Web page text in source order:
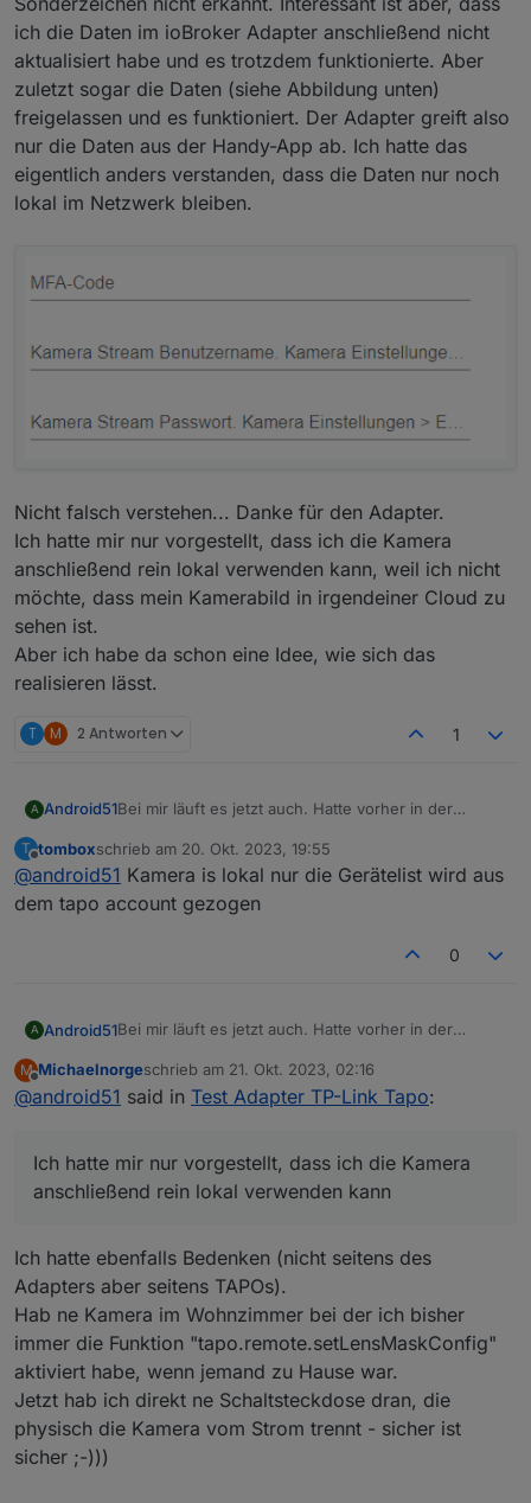
Version deutet ja daraufhin, dass es die richtige ist.
ich die Daten im ioBroker Adapter anschließend nicht
aktualisiert habe und es trotzdem funktionierte. Aber
zuletzt sogar die Daten (siehe Abbildung unten)
freigelassen und es funktioniert. Der Adapter greift also
nur die Daten aus der Handy-App ab. Ich hatte das
eigentlich anders verstanden, dass die Daten nur noch
lokal im Netzwerk bleiben.
Nicht falsch verstehen... Danke für den Adapter.
Ich hatte mir nur vorgestellt, dass ich die Kamera
anschließend rein lokal verwenden kann, weil ich nicht
möchte, dass mein Kamerabild in irgendeiner Cloud zu
sehen ist.
Aber ich habe da schon eine Idee, wie sich das
realisieren lässt.
T M 2 Antworten 1
A Android51Bei mir läuft es jetzt auch. Hatte vorher in der
Einstellungen ziemlich komplexe Benutzerdaten
(Benutzername + Passwort) vergeben. Vielleicht
wurden irgendwelche Sonderzeichen nicht erkannt.
Interessant ist aber, dass ich die Daten im ioBroker
trotzdem funktionierte. Aber zuletzt sogar die Daten
aus der Handy-App ab. Ich hatte das eigentlich
Netzwerk bleiben.
Nicht falsch verstehen... Danke für den Adapter.
Ich hatte mir nur vorgestellt, dass ich die Kamera
anschließend rein lokal verwenden kann, weil ich
nicht möchte, dass mein Kamerabild in irgendeiner
Aber ich habe da schon eine Idee, wie sich das
realisieren lässt.
T
Offline
tomboxschrieb am 20. Okt. 2023, 19:55
zuletzt editiert von
@android51 Kamera is lokal nur die Gerätelist wird aus
dem tapo account gezogen
0
A Android51Bei mir läuft es jetzt auch. Hatte vorher in der
Einstellungen ziemlich komplexe Benutzerdaten
(Benutzername + Passwort) vergeben. Vielleicht
Adapter anschließend nicht aktualisiert habe und es
trotzdem funktionierte. Aber zuletzt sogar die Daten
aus der Handy-App ab. Ich hatte das eigentlich
anders verstanden, dass die Daten nur noch lokal im
Netzwerk bleiben.
Nicht falsch verstehen... Danke für den Adapter.
Ich hatte mir nur vorgestellt, dass ich die Kamera
anschließend rein lokal verwenden kann, weil ich
Cloud zu sehen ist.
Aber ich habe da schon eine Idee, wie sich das
realisieren lässt.
M
Offline
Michaelnorgeschrieb am 21. Okt. 2023, 02:16
zuletzt editiert von
@android51 said in Test Adapter TP-Link Tapo:
Ich hatte mir nur vorgestellt, dass ich die Kamera
anschließend rein lokal verwenden kann
Ich hatte ebenfalls Bedenken (nicht seitens des
Adapters aber seitens TAPOs).
Hab ne Kamera im Wohnzimmer bei der ich bisher
immer die Funktion "tapo.remote.setLensMaskConfig"
aktiviert habe, wenn jemand zu Hause war.
Jetzt hab ich direkt ne Schaltsteckdose dran, die
physisch die Kamera vom Strom trennt - sicher ist
sicher ;-)))